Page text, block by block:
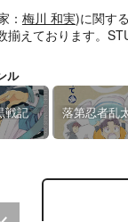
： 梅川 和実)に関す
揃えております。
ル
戦記 落第忍者乱